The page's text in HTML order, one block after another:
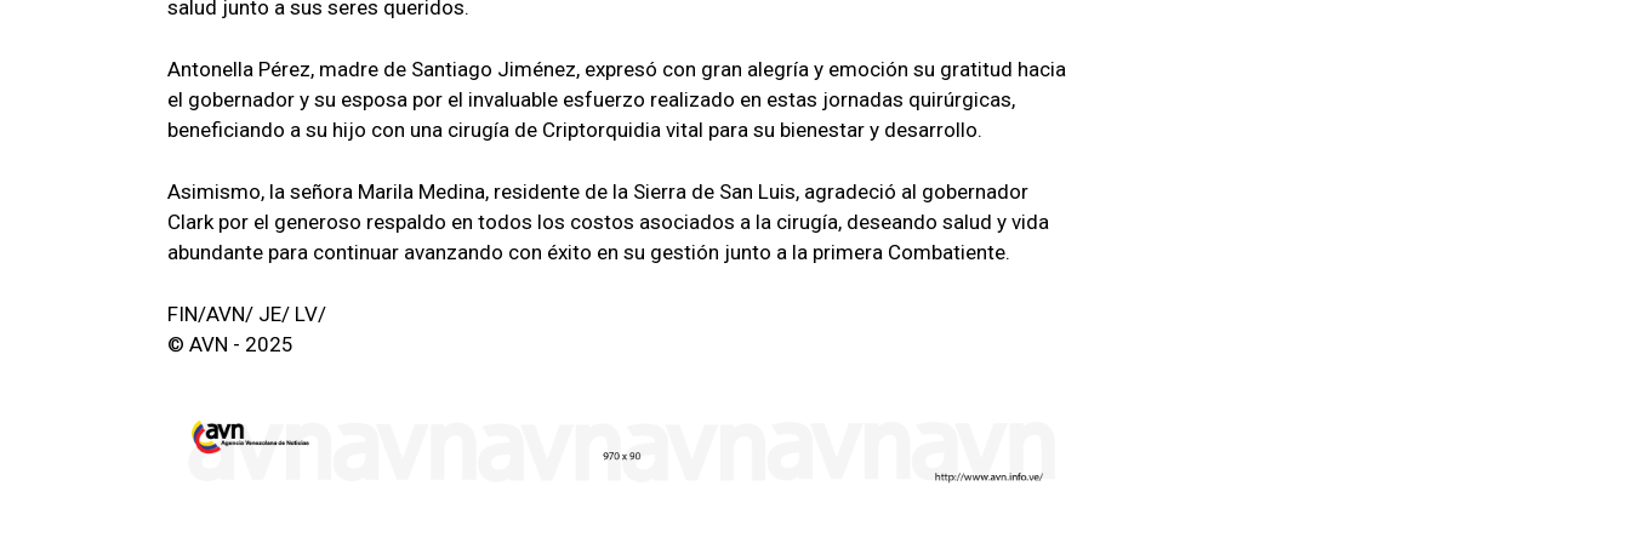
salud junto a sus seres queridos.
Antonella Pérez, madre de Santiago Jiménez, expresó con gran alegría y emoción su gratitud hacia
el gobernador y su esposa por el invaluable esfuerzo realizado en estas jornadas quirúrgicas,
beneficiando a su hijo con una cirugía de Criptorquidia vital para su bienestar y desarrollo.
Asimismo, la señora Marila Medina, residente de la Sierra de San Luis, agradeció al gobernador
Clark por el generoso respaldo en todos los costos asociados a la cirugía, deseando salud y vida
abundante para continuar avanzando con éxito en su gestión junto a la primera Combatiente.
FIN/AVN/ JE/ LV/
© AVN - 2025